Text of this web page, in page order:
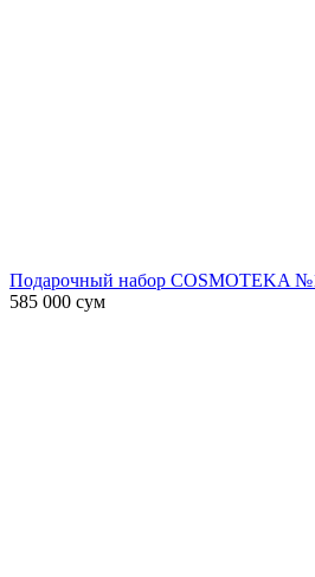
Подарочный набор COSMOTEKA
585 000 сум